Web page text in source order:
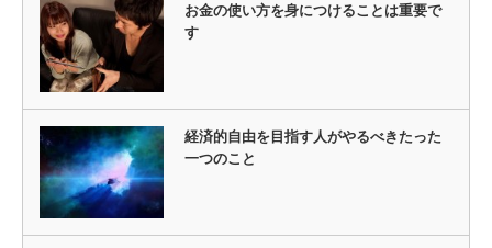
お金の使い方を身につけることは重要で
す
経済的自由を目指す人がやるべきたった
一つのこと